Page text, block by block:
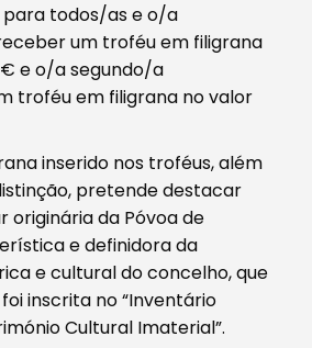
todos/as e o/a
um troféu em filigrana
e o/a segundo/a
troféu em filigrana no valor
inserido nos troféus, além
pretende destacar
originária da Póvoa de
e definidora da
e cultural do concelho, que
inscrita no “Inventário
Cultural Imaterial”.